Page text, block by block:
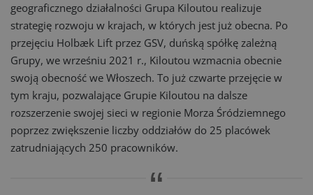
geograficznego działalności Grupa Kiloutou realizuje
strategię rozwoju w krajach, w których jest już obecna. Po
przejęciu Holbæk Lift przez GSV, duńską spółkę zależną
Grupy, we wrześniu 2021 r., Kiloutou wzmacnia obecnie
swoją obecność we Włoszech. To już czwarte przejęcie w
tym kraju, pozwalające Grupie Kiloutou na dalsze
rozszerzenie swojej sieci w regionie Morza Śródziemnego
poprzez zwiększenie liczby oddziałów do 25 placówek
zatrudniających 250 pracowników.